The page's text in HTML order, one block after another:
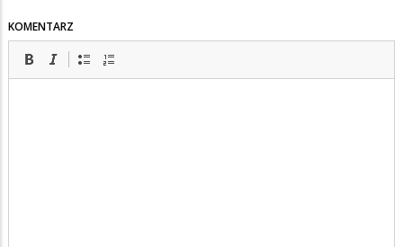
KOMENTARZ